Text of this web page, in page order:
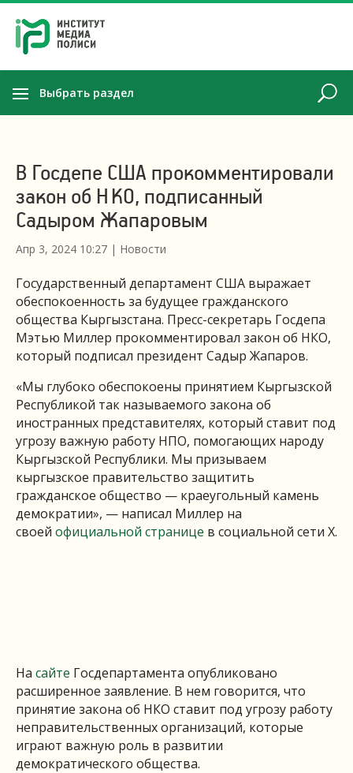
Выбрать раздел
В Госдепе США прокомментировали
закон об НКО, подписанный
Садыром Жапаровым
Апр 3, 2024 10:27 | Новости
Государственный департамент США выражает
обеспокоенность за будущее гражданского
общества Кыргызстана. Пресс-секретарь Госдепа
Мэтью Миллер прокомментировал закон об НКО,
который подписал президент Садыр Жапаров.
«Мы глубоко обеспокоены принятием Кыргызской
Республикой так называемого закона об
иностранных представителях, который ставит под
угрозу важную работу НПО, помогающих народу
Кыргызской Республики. Мы призываем
кыргызское правительство защитить
гражданское общество — краеугольный камень
демократии», — написал Миллер на
своей официальной странице в социальной сети Х.
На сайте Госдепартамента опубликовано
расширенное заявление. В нем говорится, что
принятие закона об НКО ставит под угрозу работу
неправительственных организаций, которые
играют важную роль в развитии
демократического общества.